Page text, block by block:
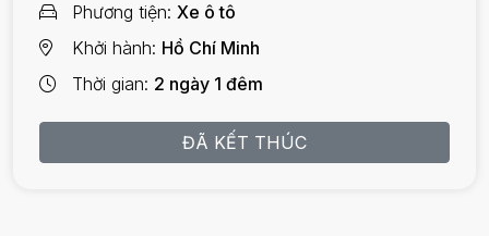
Phương tiện Xe ô tô
Khởi hành Hồ Chí Minh
Thời gian 2 ngày 1 đêm
ĐÃ KẾT THÚC